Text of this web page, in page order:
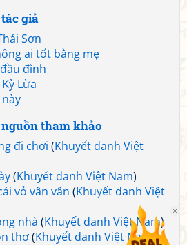
giả
Sơn
ai tốt bằng mẹ
đình
Lừa
tham khảo
đi chơi (Khuyết danh Việt
(Khuyết danh Việt Nam)
vỏ vân vân (Khuyết danh Việt
nhà (Khuyết danh Việt Nam)
thơ(Khuyết danh Việt Nam)